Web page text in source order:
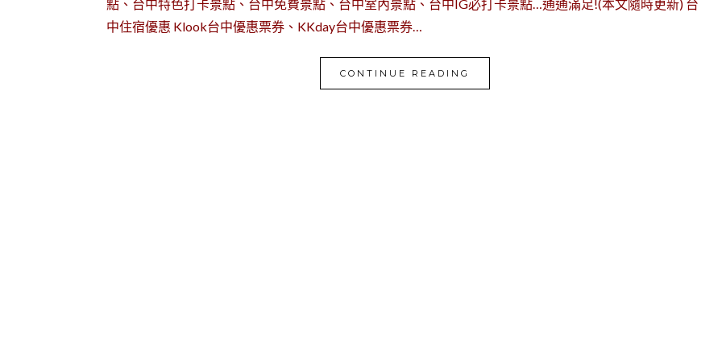
點、台中特色打卡景點、台中免費景點、台中室內景點、台中IG必打卡景點…通通滿足!(本文隨時更新) 台
中住宿優惠 Klook台中優惠票券、KKday台中優惠票券…
CONTINUE READING